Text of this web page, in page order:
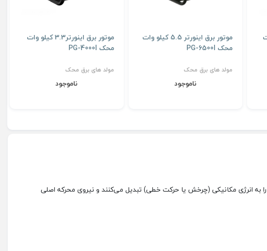
موتور برق اینورتر 5.5 کیلو وات
محک PG-6500I
مولد های برق محک
ناموجود
موتور برق اینورتر3.3 کیلو وات
محک PG-4000I
مولد های برق محک
ناموجود
را به انرژی مکانیکی (چرخش یا حرکت خطی) تبدیل می‌کنند و نیروی محرکه اصلی